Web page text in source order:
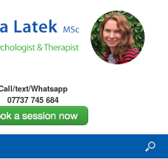
text/Whatsapp
07737 745 684